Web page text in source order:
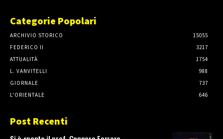
Categorie Popolari
ARCHIVIO STORICO
15055
FEDERICO II
3217
ATTUALITÀ
1754
L. VANVITELLI
988
GIORNALE
737
L'ORIENTALE
646
Post Recenti